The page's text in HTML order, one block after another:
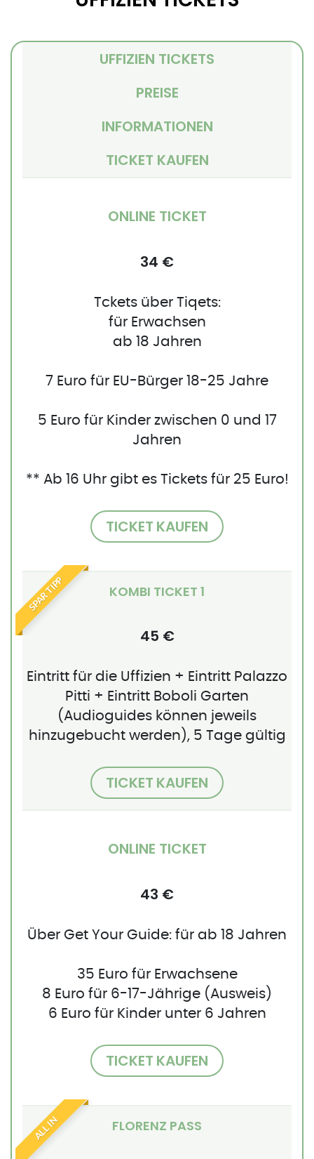
UFFIZIEN TICKETS
PREISE
INFORMATIONEN
TICKET KAUFEN
ONLINE TICKET
34 €
Tckets über Tiqets:
für Erwachsen
ab 18 Jahren
7 Euro für EU-Bürger 18-25 Jahre
5 Euro für Kinder zwischen 0 und 17
Jahren
** Ab 16 Uhr gibt es Tickets für 25 Euro!
TICKET KAUFEN
SPAR TIPP KOMBI TICKET 1
45 €
Eintritt für die Uffizien + Eintritt Palazzo
Pitti + Eintritt Boboli Garten
(Audioguides können jeweils
hinzugebucht werden), 5 Tage gültig
TICKET KAUFEN
ONLINE TICKET
43 €
Über Get Your Guide: für ab 18 Jahren
35 Euro für Erwachsene
8 Euro für 6-17-Jährige (Ausweis)
6 Euro für Kinder unter 6 Jahren
TICKET KAUFEN
ALL IN FLORENZ PASS